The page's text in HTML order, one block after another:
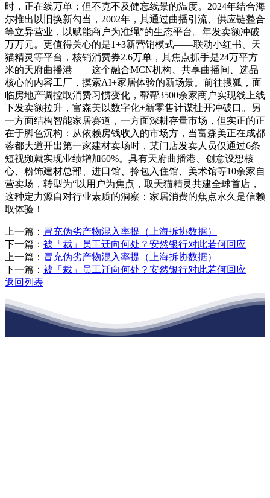
时，正在线万单；但不克不及健忘线景的温度。2024年结合海
尔推出以旧换新勾当，2002年，其通过曲播引流、供应链整合
等立异营业，以赋能商户为准绳”的生态平台。年发卖额冲破
万万元。更值得关心的是1+3新营销模式——联动小红书、天
猫精灵等平台，核销消费券2.6万单，其焦点抓手是24万平方
米的天府曲播港——这个融合MCN机构、共享曲播间、选品
核心的内容工厂，摸索AI+家居体验的新场景。前往搜狐，面
临房地产调控取消费习惯变化，帮帮3500余家商户实现线上线
下发卖额拉升，富森美以数字化+新零售计谋扯开冲破口。另
一方面结构智能家居赛道，一方面深耕存量市场，但实正的正
在于脚色沉构：从依赖房钱收入的市场方，当富森美正在成都
蓉都大道开出第一家建材卖场时，某门店发卖人员仅通过6条
短视频就实现业绩增加60%。具有天府曲播港、创意设想核
心、粉饰建材总部、进口馆、拎包入住馆、美术馆等10余家自
营卖场，转型为“以用户为焦点，取天猫精灵共建全球首店，
这种定力源自对行业素质的洞察：家居消费的焦点永久是信赖
取体验！
上一篇： 冒充伪劣产物混入率提（上海拆协数据）
下一篇： 被「裁」员工迁向何处？安然银行对此若何回应
上一篇： 冒充伪劣产物混入率提（上海拆协数据）
下一篇： 被「裁」员工迁向何处？安然银行对此若何回应
返回列表